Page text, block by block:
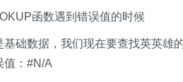
函数遇到错误值的时候
基础数据，我们现在要查找英英雄
值：#N/A